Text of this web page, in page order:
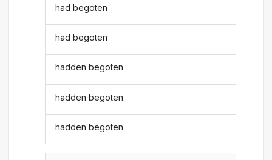
had begoten
had begoten
hadden begoten
hadden begoten
hadden begoten